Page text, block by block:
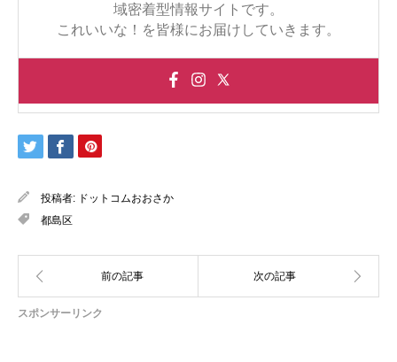
域密着型情報サイトです。
これいいな！を皆様にお届けしていきます。
投稿者: ドットコムおおさか
都島区
スポンサーリンク